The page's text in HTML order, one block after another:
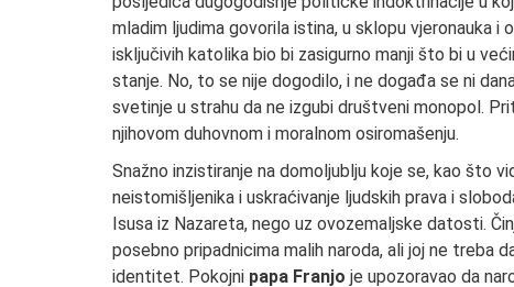
mladim ljudima govorila istina, u sklopu vjeronauka
isključivih katolika bio bi zasigurno manji što bi u
stanje. No, to se nije dogodilo, i ne događa se ni
svetinje u strahu da ne izgubi društveni monopol.
njihovom duhovnom i moralnom osiromašenju.
Snažno inzistiranje na domoljublju koje se, kao što
neistomišljenika i uskraćivanje ljudskih prava i
Isusa iz Nazareta, nego uz ovozemaljske datosti.
posebno pripadnicima malih naroda, ali joj ne treba
identitet. Pokojni papa Franjo je upozoravao da